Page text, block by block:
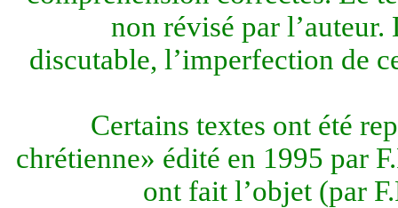
non révisé par l’auteur.
discutable, l’imperfection de
Certains textes ont été
chrétienne» édité en 1995 par
ont fait l’objet (par